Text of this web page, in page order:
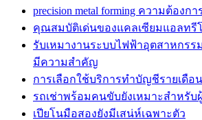
precision metal forming ความต้อง
คุณสมบัติเด่นของแคลเซียมแอลทรี
รับเหมางานระบบไฟฟ้าอุตสาหกรร
มีความสำคัญ
การเลือกใช้บริการทำบัญชีรายเดื
รถเช่าพร้อมคนขับยังเหมาะสำหรับ
เปียโนมือสองยังมีเสน่ห์เฉพาะตัว